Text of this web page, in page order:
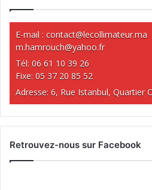
E-mail : contact@lecollimateur.ma
m.hamrouch@yahoo.fr
Tél: 06 61 10 39 26
Fixe: 05 37 20 85 52
Adresse: 6, Rue Istanbul, Quartier
Retrouvez-nous sur Facebook